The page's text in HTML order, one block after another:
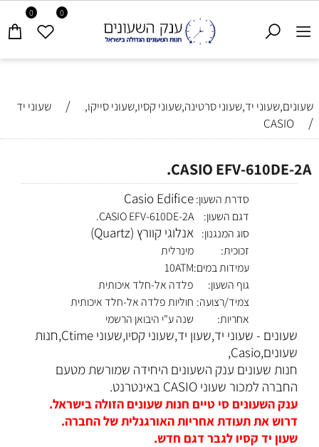
0 0
שעונים,שעוני יד,שעוני סרטינה,שעוני קסיו,שעוני סייקו, / שעוני יד
/
CASIO
CASIO EFV-610DE-2A.
סדרת השעון: Casio Edifice
דגם השעון:
CASIO EFV-610DE-2A.
סוג המנגנון: אנלוגי קוורץ (Quartz)
זכוכית:
מינרלית
עמידות במים:10ATM
גוף השעון:
פלדה אל-חלד איכותית
צמיד/רצועה: חוליות פלדה אל-חלד איכותית
אחריות:
שנה ע"י היבואן הרשמי
שעונים - שעוני יד,שעון יד,שעוני קסיו,שעוני Ctime,חנות
שעונים,Casio,
חנות שעונים ענק השעונים היחידה שמורשת מטעם
החברה למכור שעוני CASIO באינטרנט.
ענק השעונים סי טיים חנות שעונים הזולה בישראל.
דרוש את תעודת אחריות האורגנלית של החברה.
שעון יד קסיו לגבר דגם חדש.